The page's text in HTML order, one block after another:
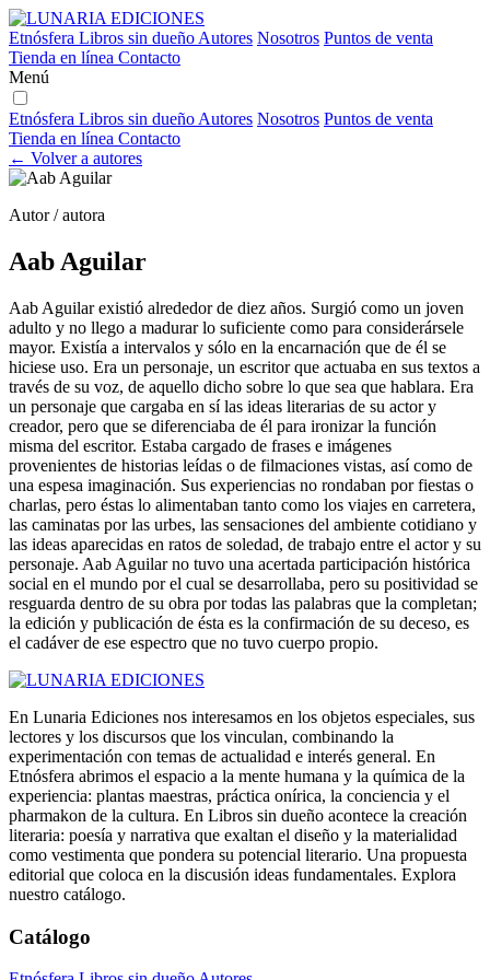
Etnósfera Libros sin dueño Autores Nosotros Puntos de venta
Tienda en línea Contacto
Menú
Etnósfera Libros sin dueño Autores Nosotros Puntos de venta
Tienda en línea Contacto
← Volver a autores
Autor / autora
Aab Aguilar
Aab Aguilar existió alrededor de diez años. Surgió como un joven
adulto y no llego a madurar lo suficiente como para considerársele
mayor. Existía a intervalos y sólo en la encarnación que de él se
hiciese uso. Era un personaje, un escritor que actuaba en sus textos a
través de su voz, de aquello dicho sobre lo que sea que hablara. Era
un personaje que cargaba en sí las ideas literarias de su actor y
creador, pero que se diferenciaba de él para ironizar la función
misma del escritor. Estaba cargado de frases e imágenes
provenientes de historias leídas o de filmaciones vistas, así como de
una espesa imaginación. Sus experiencias no rondaban por fiestas o
charlas, pero éstas lo alimentaban tanto como los viajes en carretera,
las caminatas por las urbes, las sensaciones del ambiente cotidiano y
las ideas aparecidas en ratos de soledad, de trabajo entre el actor y su
personaje. Aab Aguilar no tuvo una acertada participación histórica
social en el mundo por el cual se desarrollaba, pero su positividad se
resguarda dentro de su obra por todas las palabras que la completan;
la edición y publicación de ésta es la confirmación de su deceso, es
el cadáver de ese espectro que no tuvo cuerpo propio.
En Lunaria Ediciones nos interesamos en los objetos especiales, sus
lectores y los discursos que los vinculan, combinando la
experimentación con temas de actualidad e interés general. En
Etnósfera abrimos el espacio a la mente humana y la química de la
experiencia: plantas maestras, práctica onírica, la conciencia y el
pharmakon de la cultura. En Libros sin dueño acontece la creación
literaria: poesía y narrativa que exaltan el diseño y la materialidad
como vestimenta que pondera su potencial literario. Una propuesta
editorial que coloca en la discusión ideas fundamentales. Explora
nuestro catálogo.
Catálogo